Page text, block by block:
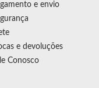
e envio
e devoluções
Conosco